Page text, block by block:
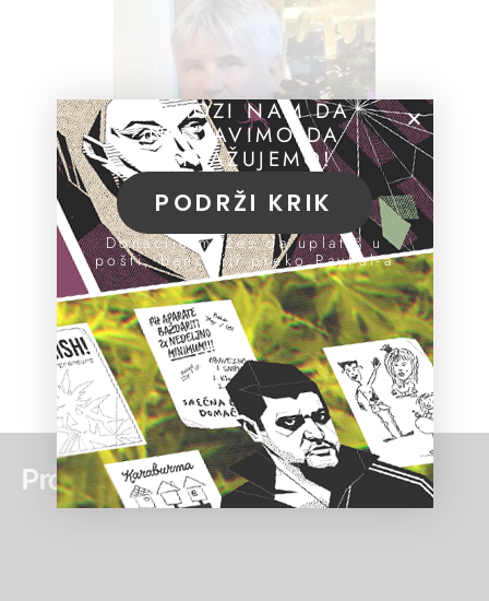
Pročitaj još:
POMOZI NAM DA
NASTAVIMO DA
ISTRAŽUJEMO!
PODRŽI KRIK
Donacije možeš da uplatiš u
pošti, banci ili preko PayPal-a